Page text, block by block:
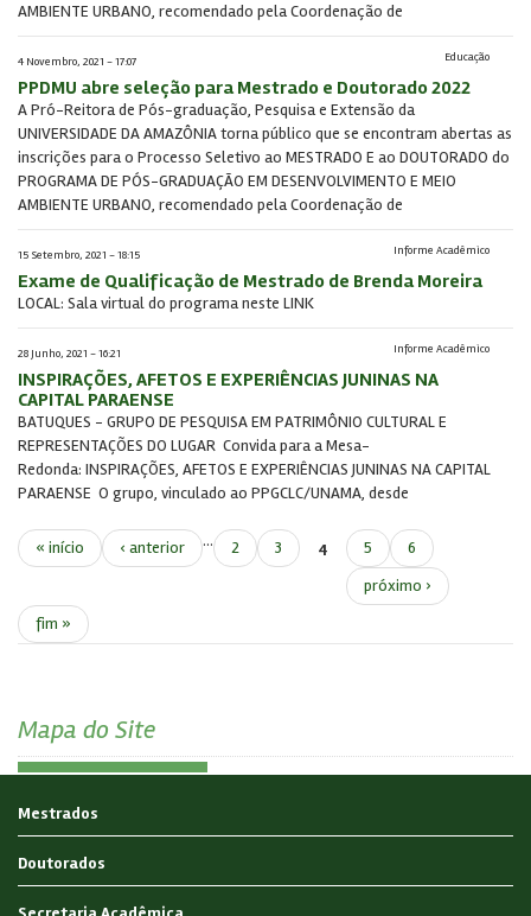
AMBIENTE URBANO, recomendado pela Coordenação de
4 Novembro, 2021 - 17:07 Educação
PPDMU abre seleção para Mestrado e Doutorado 2022
A Pró-Reitora de Pós-graduação, Pesquisa e Extensão da
UNIVERSIDADE DA AMAZÔNIA torna público que se encontram abertas as
inscrições para o Processo Seletivo ao MESTRADO E ao DOUTORADO do
PROGRAMA DE PÓS-GRADUAÇÃO EM DESENVOLVIMENTO E MEIO
AMBIENTE URBANO, recomendado pela Coordenação de
15 Setembro, 2021 - 18:15 Informe Acadêmico
Exame de Qualificação de Mestrado de Brenda Moreira
LOCAL: Sala virtual do programa neste LINK
28 Junho, 2021 - 16:21 Informe Acadêmico
INSPIRAÇÕES, AFETOS E EXPERIÊNCIAS JUNINAS NA
CAPITAL PARAENSE
BATUQUES - GRUPO DE PESQUISA EM PATRIMÔNIO CULTURAL E
REPRESENTAÇÕES DO LUGAR Convida para a Mesa-
Redonda: INSPIRAÇÕES, AFETOS E EXPERIÊNCIAS JUNINAS NA CAPITAL
PARAENSE O grupo, vinculado ao PPGCLC/UNAMA, desde
« início ‹ anterior … 2 3 4 5
6
próximo ›
fim »
Mapa do Site
Mestrados
Doutorados